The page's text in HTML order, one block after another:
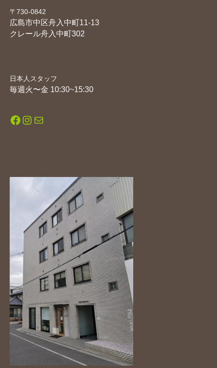
〒730-0842
広島市中区舟入中町11-13
クレール舟入中町302
日本人スタッフ
毎週火〜金 10:30~15:30
Facebook
Instagram
メール